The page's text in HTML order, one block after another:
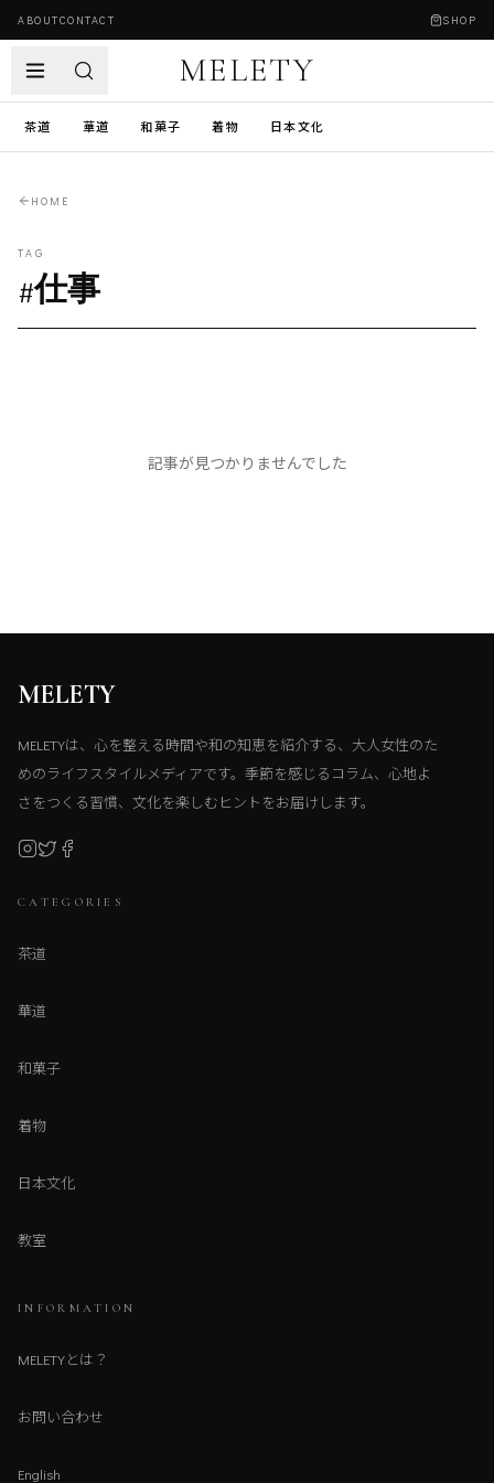
ABOUTCONTACT SHOP
MELETY
茶道 華道 和菓子 着物 日本文化
HOME
TAG
#仕事
記事が見つかりませんでした
MELETY
MELETYは、心を整える時間や和の知恵を紹介する、大人女性のた
めのライフスタイルメディアです。季節を感じるコラム、心地よ
さをつくる習慣、文化を楽しむヒントをお届けします。
CATEGORIES
茶道
華道
和菓子
着物
日本文化
教室
INFORMATION
MELETYとは？
お問い合わせ
English